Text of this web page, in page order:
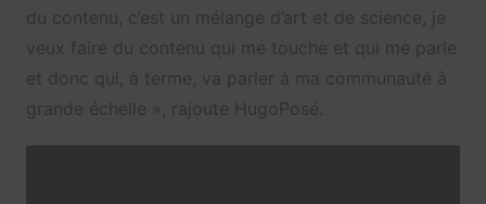
du contenu, c’est un mélange d’art et de science, je
veux faire du contenu qui me touche et qui me parle
et donc qui, à terme, va parler à ma communauté à
grande échelle », rajoute HugoPosé.